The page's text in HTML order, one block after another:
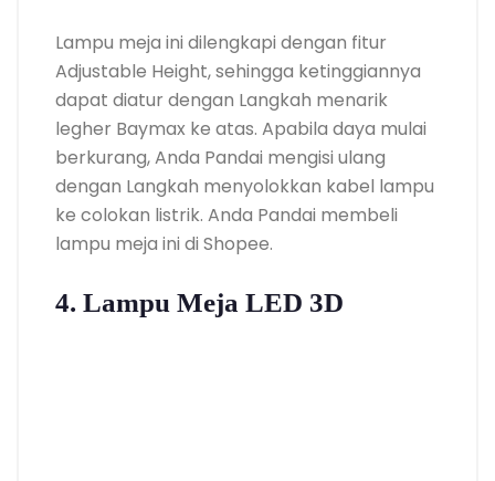
Lampu meja ini dilengkapi dengan fitur
Adjustable Height, sehingga ketinggiannya
dapat diatur dengan Langkah menarik
legher Baymax ke atas. Apabila daya mulai
berkurang, Anda Pandai mengisi ulang
dengan Langkah menyolokkan kabel lampu
ke colokan listrik. Anda Pandai membeli
lampu meja ini di Shopee.
4. Lampu Meja LED 3D